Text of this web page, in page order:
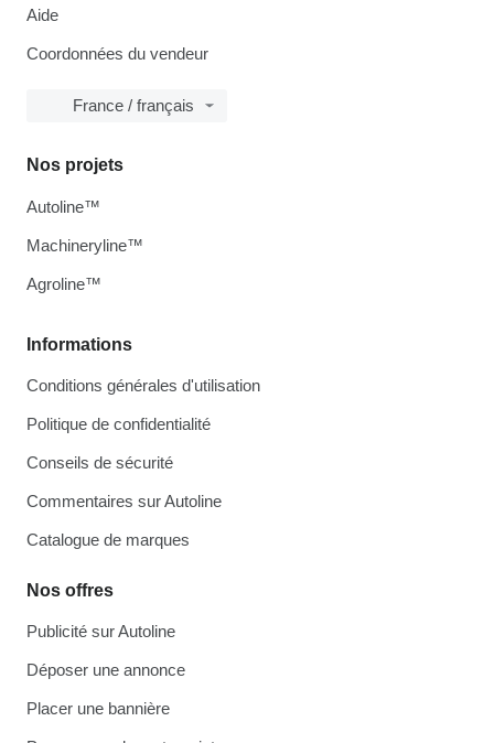
Aide
Coordonnées du vendeur
France / français
Informations
Conditions générales d'utilisation
Politique de confidentialité
Conseils de sécurité
Commentaires sur Autoline
Catalogue de marques
Nos offres
Publicité sur Autoline
Déposer une annonce
Placer une bannière
Nos projets
Autoline™
Machineryline™
Agroline™